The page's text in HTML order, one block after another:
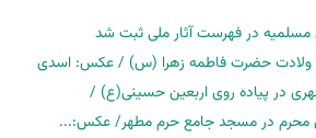
در فهرست آثار ملی ثبت شد
ولادت حضرت فاطمه زهرا (س) / عکس: اسدی
در پیاده روی اربعین حسینی(ع) /
محرم در مسجد جامع حرم مطهر/ عکس:...